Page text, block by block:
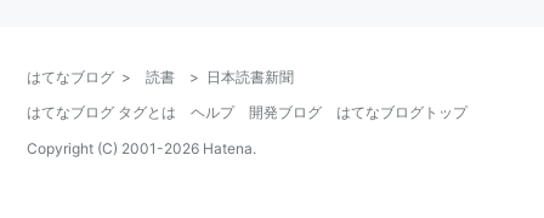
はてなブログ > 読書 > 日本読書新聞
はてなブログ タグとは
ヘルプ 開発ブログ
はてなブログトップ
Copyright (C) 2001-2026 Hatena.